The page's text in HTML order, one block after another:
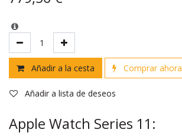
Añadir a la cesta Comprar ahora
Añadir a lista de deseos
Apple Watch Series 11: